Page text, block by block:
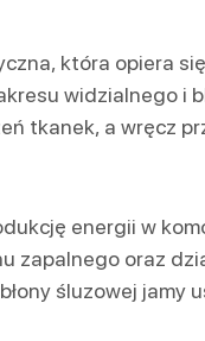
która opiera się
widzialnego i
tkanek, a wręcz
energii w
zapalnego oraz
śluzowej jamy